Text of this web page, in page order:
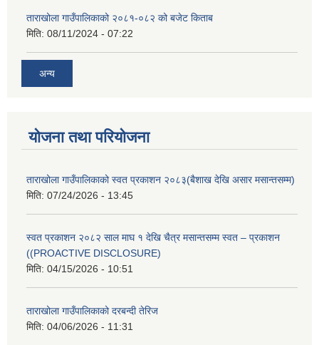
ताराखोला गाउँपालिकाको २०८१-०८२ को बजेट किताब
मिति: 08/11/2024 - 07:22
अन्य
योजना तथा परियोजना
ताराखोला गाउँपालिकाको स्वत प्रकाशन २०८३(बैशाख देखि असार मसान्तसम्म)
मिति: 07/24/2026 - 13:45
स्वत प्रकाशन २०८२ साल माघ १ देखि चैत्र मसान्तसम्म स्वत – प्रकाशन
((PROACTIVE DISCLOSURE)
मिति: 04/15/2026 - 10:51
ताराखोला गाउँपालिकाको दरबन्दी तेरिज
मिति: 04/06/2026 - 11:31